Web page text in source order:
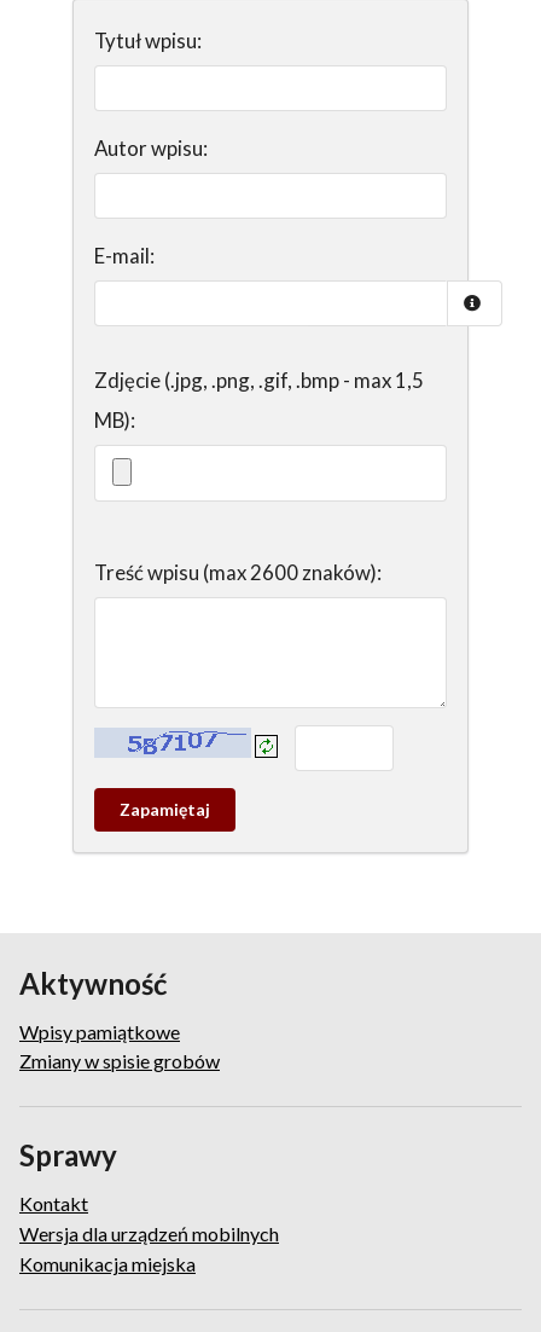
Tytuł wpisu:
Autor wpisu:
E-mail:
Zdjęcie (.jpg, .png, .gif, .bmp - max 1,5
MB):
Treść wpisu (max 2600 znaków):
Kontrola - wprowadź tekst z obrazka:
Zapamietaj
wpis
Aktywność
Wpisy pamiątkowe
Zmiany w spisie grobów
Sprawy
Kontakt
Wersja dla urządzeń mobilnych
Komunikacja miejska